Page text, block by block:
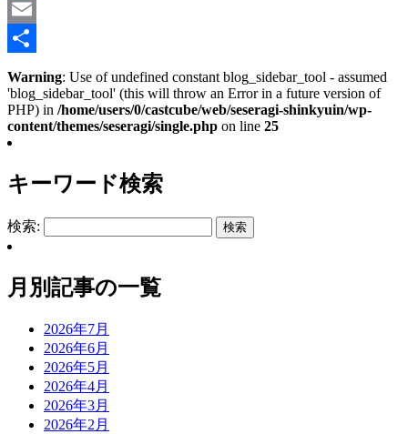
Line
Email
有
Warning: Use of undefined constant blog_sidebar_tool - assumed
'blog_sidebar_tool' (this will throw an Error in a future version of
PHP) in /home/users/0/castcube/web/seseragi-shinkyuin/wp-
content/themes/seseragi/single.php on line 25
キーワード検索
検索:
月別記事の一覧
2026年7月
2026年6月
2026年5月
2026年4月
2026年3月
2026年2月